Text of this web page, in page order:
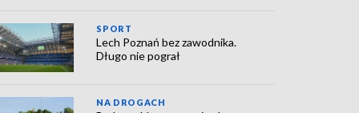
SPORT
Lech Poznań bez zawodnika.
Długo nie pograł
NA DROGACH